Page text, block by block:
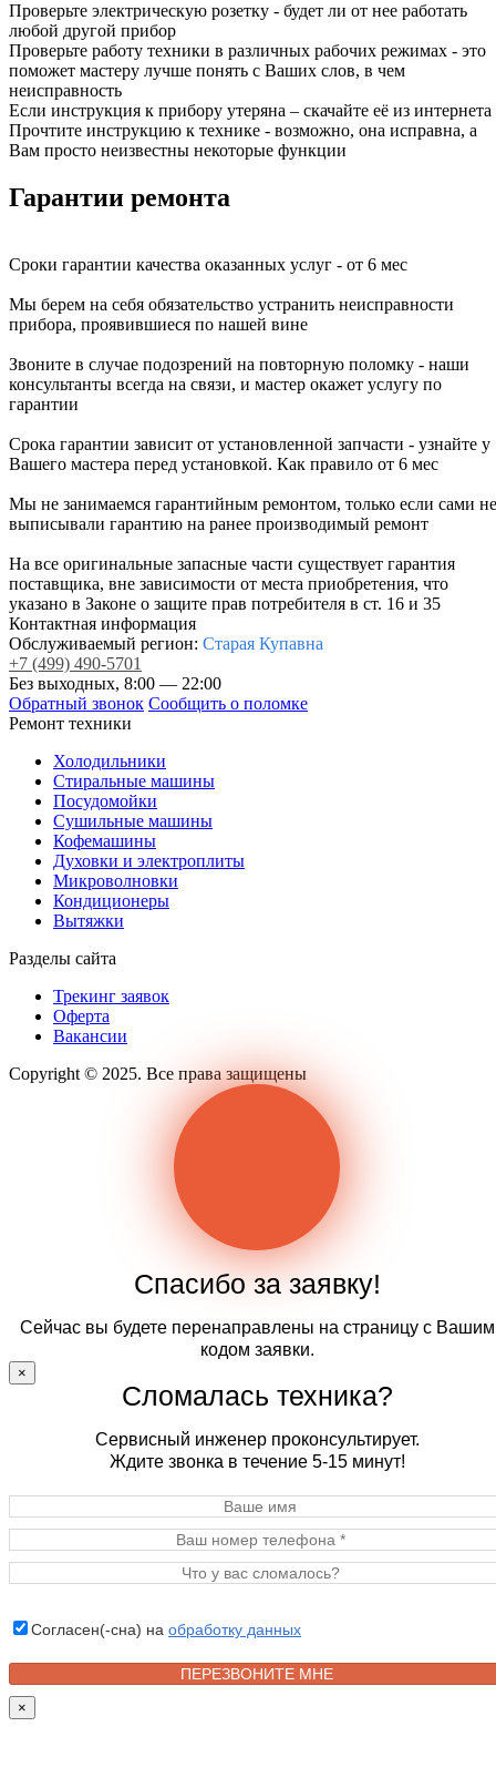
Проверьте электрическую розетку - будет ли от нее работать
любой другой прибор
Проверьте работу техники в различных рабочих режимах - это
поможет мастеру лучше понять с Ваших слов, в чем
неисправность
Если инструкция к прибору утеряна – скачайте её из интернета
Прочтите инструкцию к технике - возможно, она исправна, а
Вам просто неизвестны некоторые функции
Гарантии ремонта
Сроки гарантии качества оказанных услуг - от 6 мес
Мы берем на себя обязательство устранить неисправности
прибора, проявившиеся по нашей вине
Звоните в случае подозрений на повторную поломку - наши
консультанты всегда на связи, и мастер окажет услугу по
гарантии
Срока гарантии зависит от установленной запчасти - узнайте у
Вашего мастера перед установкой. Как правило от 6 мес
Мы не занимаемся гарантийным ремонтом, только если сами не
выписывали гарантию на ранее производимый ремонт
На все оригинальные запасные части существует гарантия
поставщика, вне зависимости от места приобретения, что
указано в Законе о защите прав потребителя в ст. 16 и 35
Контактная информация
Обслуживаемый регион: Старая Купавна
+7 (499) 490-5701
Без выходных, 8:00 — 22:00
Обратный звонок Сообщить о поломке
Ремонт техники
Холодильники
Стиральные машины
Посудомойки
Сушильные машины
Кофемашины
Духовки и электроплиты
Микроволновки
Кондиционеры
Вытяжки
Разделы сайта
Трекинг заявок
Оферта
Вакансии
Copyright © 2025. Все права защищены
Спасибо за заявку!
Сейчас вы будете перенаправлены на страницу с Вашим
кодом заявки.
×
Сломалась техника?
Сервисный инженер проконсультирует.
Ждите звонка в течение 5-15 минут!
Согласен(-сна) на обработку данных
×